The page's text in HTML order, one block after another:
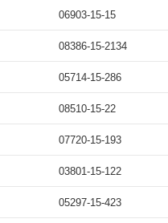
06903-15-15
08386-15-2134
05714-15-286
08510-15-22
07720-15-193
03801-15-122
05297-15-423